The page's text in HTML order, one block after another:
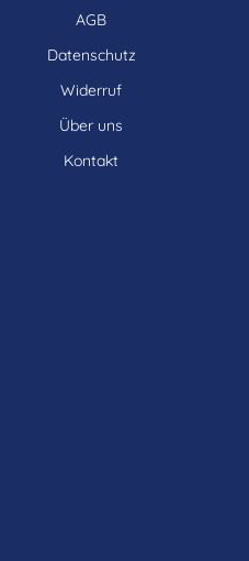
AGB
Datenschutz
Widerruf
Über uns
Kontakt